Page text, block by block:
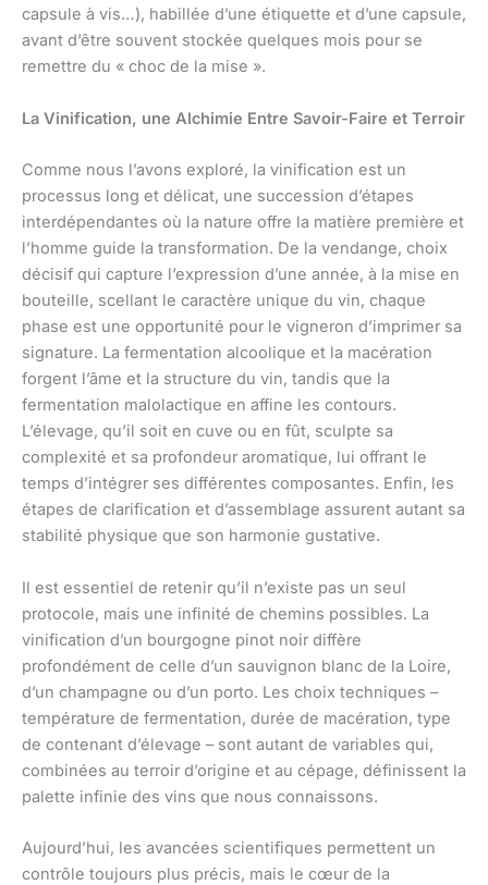
capsule à vis…), habillée d’une étiquette et d’une capsule,
avant d’être souvent stockée quelques mois pour se
remettre du « choc de la mise ».
La Vinification, une Alchimie Entre Savoir-Faire et Terroir
Comme nous l’avons exploré, la vinification est un
processus long et délicat, une succession d’étapes
interdépendantes où la nature offre la matière première et
l’homme guide la transformation. De la vendange, choix
décisif qui capture l’expression d’une année, à la mise en
bouteille, scellant le caractère unique du vin, chaque
phase est une opportunité pour le vigneron d’imprimer sa
signature. La fermentation alcoolique et la macération
forgent l’âme et la structure du vin, tandis que la
fermentation malolactique en affine les contours.
L’élevage, qu’il soit en cuve ou en fût, sculpte sa
complexité et sa profondeur aromatique, lui offrant le
temps d’intégrer ses différentes composantes. Enfin, les
étapes de clarification et d’assemblage assurent autant sa
stabilité physique que son harmonie gustative.
Il est essentiel de retenir qu’il n’existe pas un seul
protocole, mais une infinité de chemins possibles. La
vinification d’un bourgogne pinot noir diffère
profondément de celle d’un sauvignon blanc de la Loire,
d’un champagne ou d’un porto. Les choix techniques –
température de fermentation, durée de macération, type
de contenant d’élevage – sont autant de variables qui,
combinées au terroir d’origine et au cépage, définissent la
palette infinie des vins que nous connaissons.
Aujourd’hui, les avancées scientifiques permettent un
contrôle toujours plus précis, mais le cœur de la